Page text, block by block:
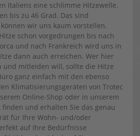
Italiens eine schlimme Hitzewelle.
bis zu 46 Grad. Das sind
wir uns kaum vorstellen.
schon vorgedrungen bis nach
und nach Frankreich wird uns in
dann auch erreichen. Wer hier
und mitleiden will, sollte die Hitze
ganz einfach mit den ebenso
Klimatisierungsgeräten von Trotec
Online-Shop oder in unserem
finden und erhalten Sie das genau
für Ihre Wohn- und/oder
auf Ihre Bedürfnisse